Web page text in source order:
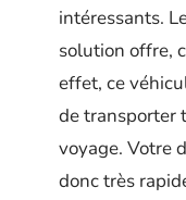
intéressants.
solution offre,
effet, ce
de transporter
voyage. Votre
donc très